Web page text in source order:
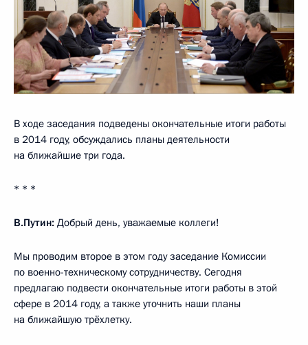
В ходе заседания подведены окончательные итоги работы
в 2014 году, обсуждались планы деятельности
на ближайшие три года.
* * *
В.Путин: Добрый день, уважаемые коллеги!
Мы проводим второе в этом году заседание Комиссии
по военно-техническому сотрудничеству. Сегодня
предлагаю подвести окончательные итоги работы в этой
сфере в 2014 году, а также уточнить наши планы
на ближайшую трёхлетку.